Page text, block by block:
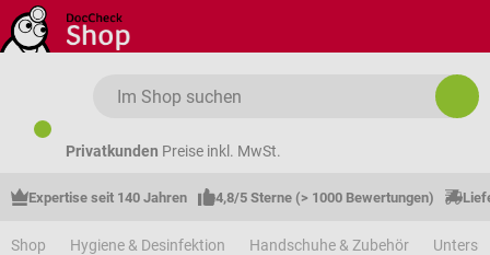
Zum Hauptinhalt springen
Privatkunden Preise inkl. MwSt.
Expertise seit 140 Jahren 4,8/5 Sterne (> 1000 Bewertungen)
Shop Hygiene & Desinfektion Handschuhe & Zubehör